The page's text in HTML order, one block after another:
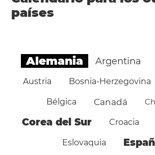
países
Alemania Argentina
Austria Bosnia-Herzegovina
Bélgica Canadá
Corea del Sur Croacia
Eslovaquia